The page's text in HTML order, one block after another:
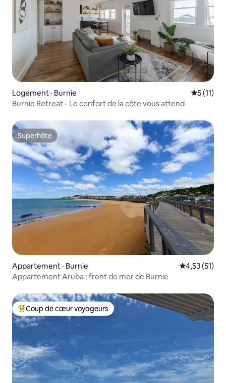
Logement · Burnie Note
5 (11)
Burnie Retreat - Le confort de la côte vous attend
Superhôte
Superhôte
Appartement · Burnie Note
4,53 (51)
Appartement Aruba : front de mer de Burnie
Coup de cœur voyageurs parmi les plus aimés
Coup de cœur voyageurs